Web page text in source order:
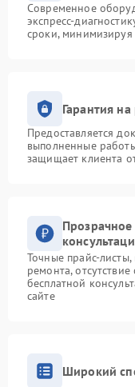
Современное
экспресс-
сроки, минимизируя
Гарантия
Предоставляется
выполненные
защищает клиента
Точные прайс-
ремонта,
бесплатной
сайте
Широкий